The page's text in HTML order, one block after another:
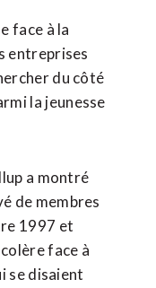
face à la
entreprises
du côté
la jeunesse
a montré
de membres
1997 et
face à
se disaient